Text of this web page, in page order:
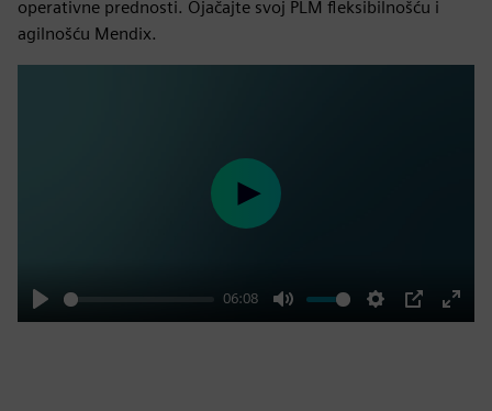
operativne prednosti. Ojačajte svoj PLM fleksibilnošću i
agilnošću Mendix.
Play
06:08
Mute Settings
PIP
Enter
Play